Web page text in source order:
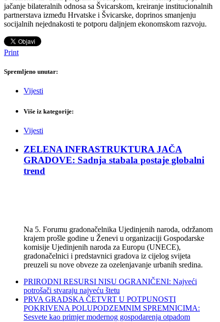
jačanje bilateralnih odnosa sa Švicarskom, kreiranje institucionalnih
partnerstava između Hrvatske i Švicarske, doprinos smanjenju
socijalnih nejednakosti te potporu daljnjem ekonomskom razvoju.
Print
Spremljeno unutar:
Vijesti
Više iz kategorije:
Vijesti
ZELENA INFRASTRUKTURA JAČA
GRADOVE: Sadnja stabala postaje globalni
trend
Na 5. Forumu gradonačelnika Ujedinjenih naroda, održanom
krajem prošle godine u Ženevi u organizaciji Gospodarske
komisije Ujedinjenih naroda za Europu (UNECE),
gradonačelnici i predstavnici gradova iz cijelog svijeta
preuzeli su nove obveze za ozelenjavanje urbanih sredina.
PRIRODNI RESURSI NISU OGRANIČENI: Najveći
potrošači stvaraju najveću štetu
PRVA GRADSKA ČETVRT U POTPUNOSTI
POKRIVENA POLUPODZEMNIM SPREMNICIMA:
Sesvete kao primjer modernog gospodarenja otpadom